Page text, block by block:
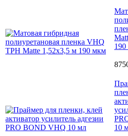
10